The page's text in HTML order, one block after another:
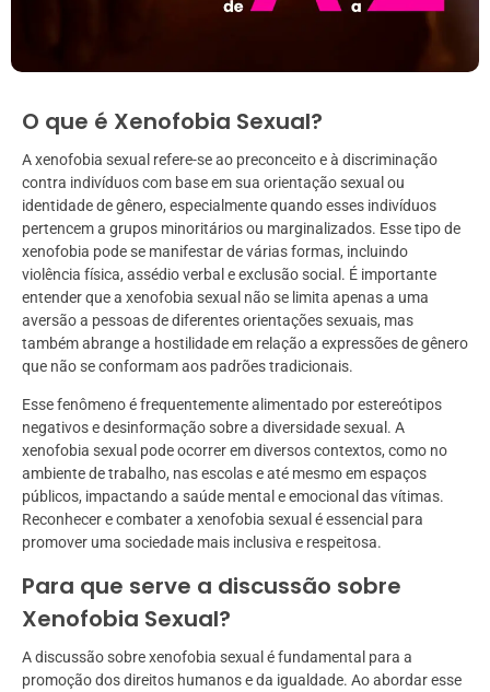
O que é Xenofobia Sexual?
A xenofobia sexual refere-se ao preconceito e à discriminação
contra indivíduos com base em sua orientação sexual ou
identidade de gênero, especialmente quando esses indivíduos
pertencem a grupos minoritários ou marginalizados. Esse tipo de
xenofobia pode se manifestar de várias formas, incluindo
violência física, assédio verbal e exclusão social. É importante
entender que a xenofobia sexual não se limita apenas a uma
aversão a pessoas de diferentes orientações sexuais, mas
também abrange a hostilidade em relação a expressões de gênero
que não se conformam aos padrões tradicionais.
Esse fenômeno é frequentemente alimentado por estereótipos
negativos e desinformação sobre a diversidade sexual. A
xenofobia sexual pode ocorrer em diversos contextos, como no
ambiente de trabalho, nas escolas e até mesmo em espaços
públicos, impactando a saúde mental e emocional das vítimas.
Reconhecer e combater a xenofobia sexual é essencial para
promover uma sociedade mais inclusiva e respeitosa.
Para que serve a discussão sobre
Xenofobia Sexual?
A discussão sobre xenofobia sexual é fundamental para a
promoção dos direitos humanos e da igualdade. Ao abordar esse